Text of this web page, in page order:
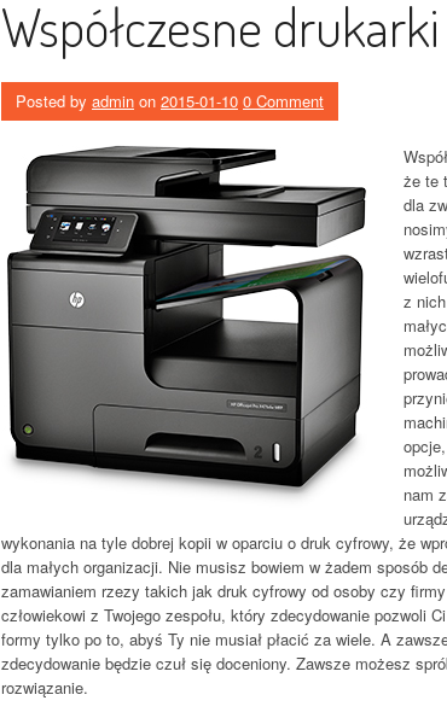
Współczesne drukarki
Posted by admin on 2015-01-10 0 Comment
że te
dla
z
nam
wykonania na tyle dobrej kopii w oparciu o druk cyfrowy, że
dla małych organizacji. Nie musisz bowiem w żadem sposób
zamawianiem rzezy takich jak druk cyfrowy od osoby czy
człowiekowi z Twojego zespołu, który zdecydowanie pozwoli
formy tylko po to, abyś Ty nie musiał płacić za wiele. A
zdecydowanie będzie czuł się doceniony. Zawsze możesz
rozwiązanie.